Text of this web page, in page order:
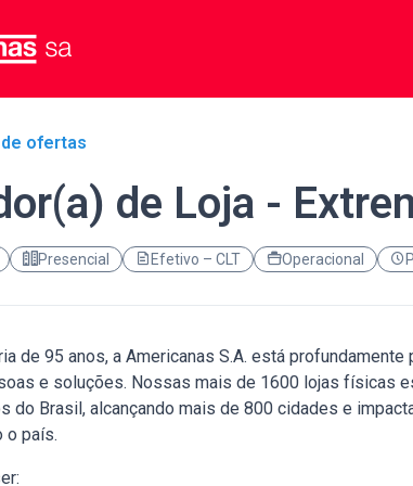
ofertas
de Loja -
Presencial Efetivo – CLT Operacional
de 95 anos, a Americanas S.A. está
e soluções. Nossas mais de 1600 lojas físicas
do Brasil, alcançando mais de 800 cidades e
o país.